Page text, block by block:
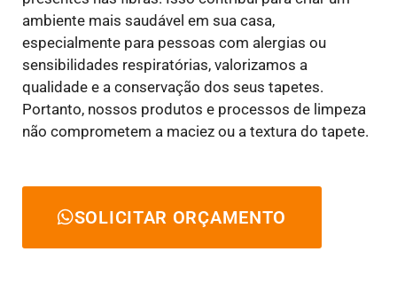
ambiente mais saudável em sua casa,
especialmente para pessoas com alergias ou
sensibilidades respiratórias, valorizamos a
qualidade e a conservação dos seus tapetes.
Portanto, nossos produtos e processos de limpeza
não comprometem a maciez ou a textura do tapete.
SOLICITAR ORÇAMENTO